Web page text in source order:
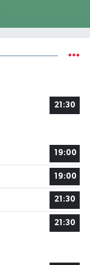
21:30
19:00
19:00
21:30
21:30